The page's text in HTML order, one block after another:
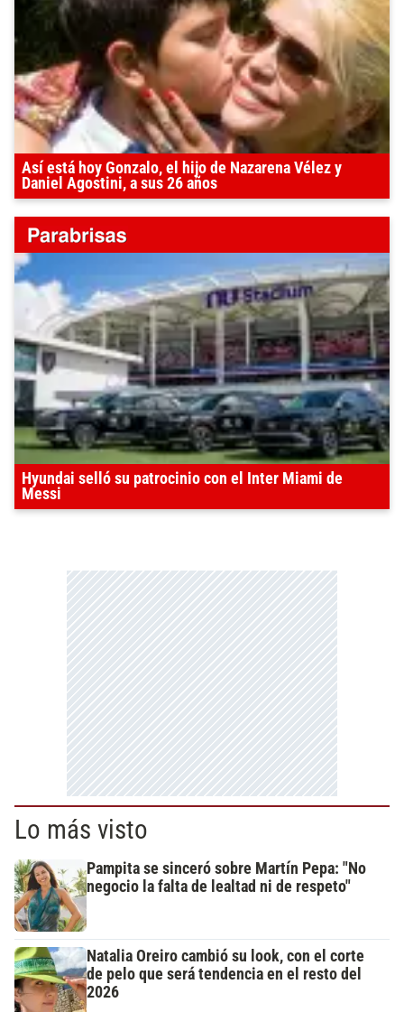
Así está hoy Gonzalo, el hijo de Nazarena Vélez y
Daniel Agostini, a sus 26 años
Hyundai selló su patrocinio con el Inter Miami de
Messi
Lo más visto
Pampita se sinceró sobre Martín Pepa: "No
negocio la falta de lealtad ni de respeto"
Natalia Oreiro cambió su look, con el corte
de pelo que será tendencia en el resto del
2026